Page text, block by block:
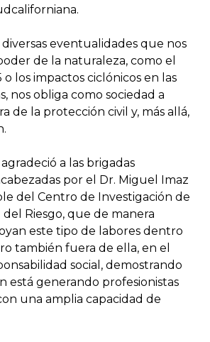
eventualidades que nos
de la naturaleza, como el
los impactos ciclónicos en las
nos obliga como sociedad a
de la protección civil y, más allá,
a las brigadas
por el Dr. Miguel Imaz
del Centro de Investigación de
Riesgo, que de manera
este tipo de labores dentro
también fuera de ella, en el
social, demostrando
está generando profesionistas
una amplia capacidad de